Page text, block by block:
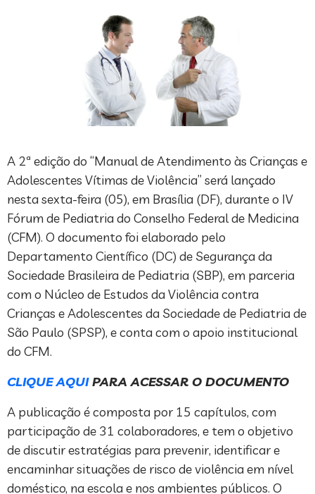
A 2ª edição do “Manual de Atendimento às Crianças e
Adolescentes Vítimas de Violência” será lançado
nesta sexta-feira (05), em Brasília (DF), durante o IV
Fórum de Pediatria do Conselho Federal de Medicina
(CFM). O documento foi elaborado pelo
Departamento Científico (DC) de Segurança da
Sociedade Brasileira de Pediatria (SBP), em parceria
com o Núcleo de Estudos da Violência contra
Crianças e Adolescentes da Sociedade de Pediatria de
São Paulo (SPSP), e conta com o apoio institucional
do CFM.
CLIQUE AQUIPARA ACESSAR O DOCUMENTO
A publicação é composta por 15 capítulos, com
participação de 31 colaboradores, e tem o objetivo
de discutir estratégias para prevenir, identificar e
encaminhar situações de risco de violência em nível
doméstico, na escola e nos ambientes públicos. O